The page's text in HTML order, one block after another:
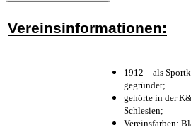
Vereinsinformationen:
1912 = als
gegründet;
gehörte in der
Schlesien;
Vereinsfarben: